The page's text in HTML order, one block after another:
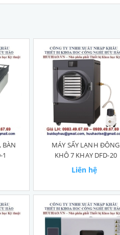
BÀN
1
MÁY SẤY LẠNH ĐÔNG
KHÔ 7 KHAY DFD-20
Liên hệ